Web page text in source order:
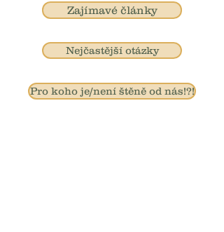
Zajímavé články
Nejčastější otázky
Pro koho je/není štěně od nás!?!